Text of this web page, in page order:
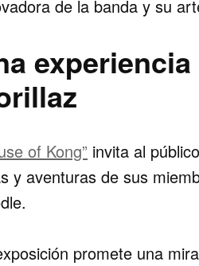
de la banda y su
of Kong” invita al
y aventuras de sus
promete una